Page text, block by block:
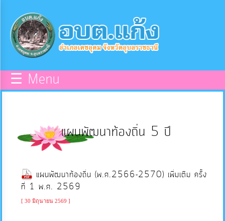
หน้า
หลัก
ข้อมูล
พื้น
บุคลากร
แผน
ยุทธศาสตร์
☰ Menu
แผนพัฒนาท้องถิ่น 5 ปี
แผนพัฒนาท้องถิ่น (พ.ศ.2566-2570) เพิ่มเติม ครั้ง
ที่ 1 พ.ศ. 2569
[ 30 มิถุนายน 2569 ]